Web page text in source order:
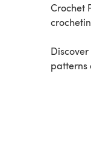
Crochet
patterns